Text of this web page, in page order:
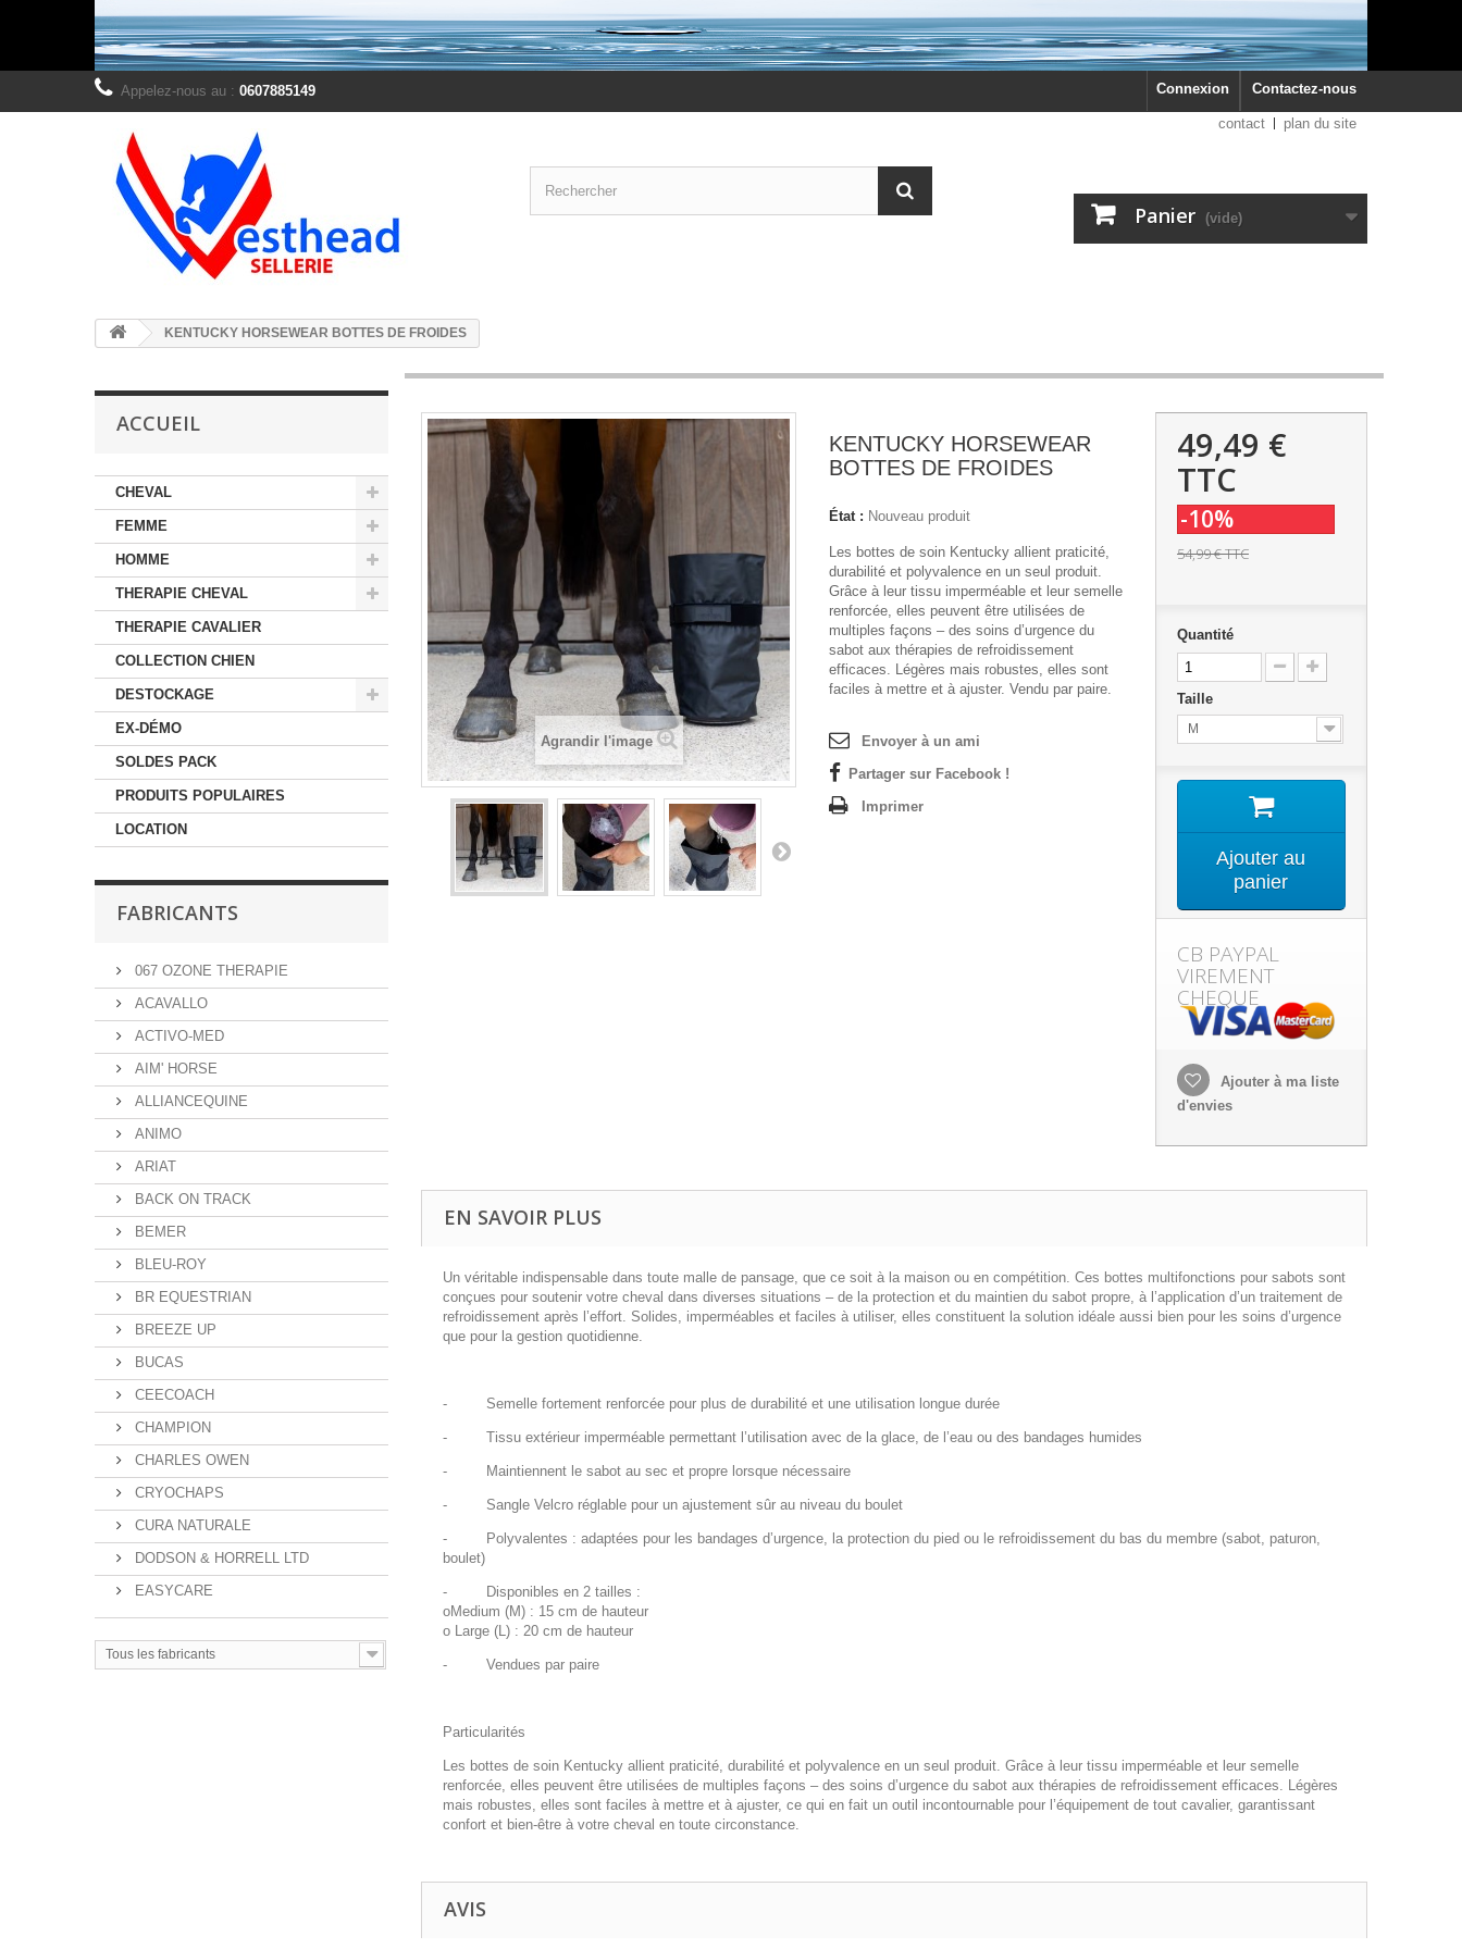
Contactez-nous
Appelez-nous au : 0607885149 Connexion
contact plan du site
Panier (vide)
KENTUCKY HORSEWEAR BOTTES DE FROIDES
ACCUEIL
CHEVAL
FEMME
HOMME
THERAPIE CHEVAL
THERAPIE CAVALIER
COLLECTION CHIEN
DESTOCKAGE
EX-DÉMO
SOLDES PACK
PRODUITS POPULAIRES
LOCATION
FABRICANTS
067 OZONE THERAPIE
ACAVALLO
ACTIVO-MED
AIM' HORSE
ALLIANCEQUINE
ANIMO
ARIAT
BACK ON TRACK
BEMER
BLEU-ROY
BR EQUESTRIAN
BREEZE UP
BUCAS
CEECOACH
CHAMPION
CHARLES OWEN
CRYOCHAPS
CURA NATURALE
DODSON & HORRELL LTD
EASYCARE
Tous les fabricants
Agrandir l'image
KENTUCKY HORSEWEAR
BOTTES DE FROIDES
État : Nouveau produit
Les bottes de soin Kentucky allient praticité,
durabilité et polyvalence en un seul produit.
Grâce à leur tissu imperméable et leur semelle
renforcée, elles peuvent être utilisées de
multiples façons – des soins d’urgence du
sabot aux thérapies de refroidissement
efficaces. Légères mais robustes, elles sont
faciles à mettre et à ajuster. Vendu par paire.
Envoyer à un ami
Partager sur Facebook !
Imprimer
49,49 €
TTC
-10%
54,99 €TTC
Quantité
Taille
M
Ajouter au
panier
CB PAYPAL
VIREMENT
CHEQUE
Ajouter à ma liste
d'envies
EN SAVOIR PLUS
Un véritable indispensable dans toute malle de pansage, que ce soit à la maison ou en compétition. Ces bottes multifonctions pour sabots sont
conçues pour soutenir votre cheval dans diverses situations – de la protection et du maintien du sabot propre, à l’application d’un traitement de
refroidissement après l’effort. Solides, imperméables et faciles à utiliser, elles constituent la solution idéale aussi bien pour les soins d’urgence
que pour la gestion quotidienne.
- Semelle fortement renforcée pour plus de durabilité et une utilisation longue durée
- Tissu extérieur imperméable permettant l’utilisation avec de la glace, de l’eau ou des bandages humides
- Maintiennent le sabot au sec et propre lorsque nécessaire
- Sangle Velcro réglable pour un ajustement sûr au niveau du boulet
- Polyvalentes : adaptées pour les bandages d’urgence, la protection du pied ou le refroidissement du bas du membre (sabot, paturon,
boulet)
- Disponibles en 2 tailles :
oMedium (M) : 15 cm de hauteur
o Large (L) : 20 cm de hauteur
- Vendues par paire
Particularités
Les bottes de soin Kentucky allient praticité, durabilité et polyvalence en un seul produit. Grâce à leur tissu imperméable et leur semelle
renforcée, elles peuvent être utilisées de multiples façons – des soins d’urgence du sabot aux thérapies de refroidissement efficaces. Légères
mais robustes, elles sont faciles à mettre et à ajuster, ce qui en fait un outil incontournable pour l’équipement de tout cavalier, garantissant
confort et bien-être à votre cheval en toute circonstance.
AVIS